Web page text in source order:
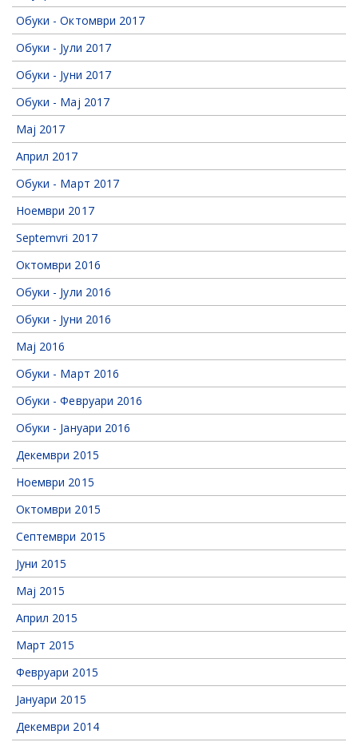
Обуки - Октомври 2017
Обуки - Јули 2017
Обуки - Јуни 2017
Обуки - Мај 2017
Мај 2017
Април 2017
Обуки - Март 2017
Ноември 2017
Septemvri 2017
Октомври 2016
Обуки - Јули 2016
Обуки - Јуни 2016
Мај 2016
Обуки - Март 2016
Обуки - Февруари 2016
Обуки - Јануари 2016
Декември 2015
Ноември 2015
Октомври 2015
Септември 2015
Јуни 2015
Мај 2015
Април 2015
Март 2015
Февруари 2015
Јануари 2015
Декември 2014